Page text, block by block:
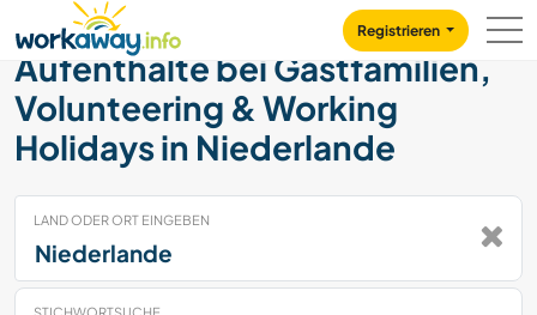
CONTENT
MAIN NAVIGATION
Registrieren
Aufenthalte bei Gastfamilien,
Volunteering & Working
Holidays in Niederlande
LAND ODER ORT EINGEBEN